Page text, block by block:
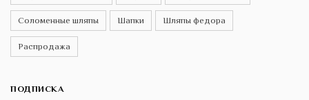
Соломенные шляпы Шапки Шляпы федора
Распродажа
ПОДПИСКА